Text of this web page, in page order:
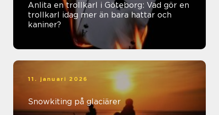
Anlita en trollkarl i Göteborg: Vad gör en
trollkarl idag mer än bara hattar och
kaniner?
11. januari 2026
Snowkiting på glaciärer